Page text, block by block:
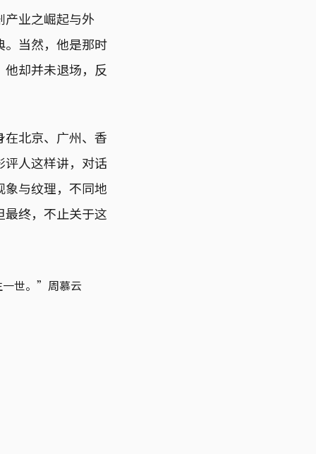
产业之崛起与外
。当然，他是那时
却并未退场，反
北京、广州、香
人这样讲，对话
与纹理，不同地
终，不止关于这
一世。”周慕云